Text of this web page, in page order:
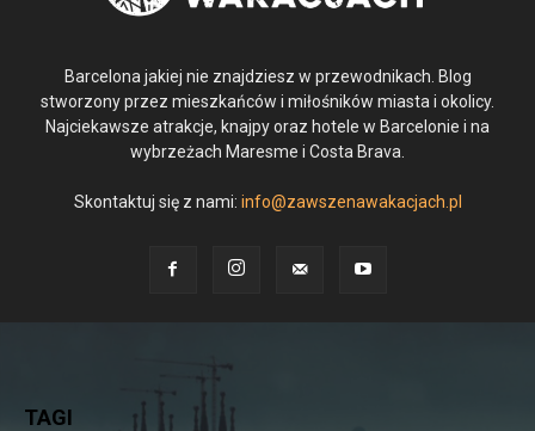
Barcelona jakiej nie znajdziesz w przewodnikach. Blog
stworzony przez mieszkańców i miłośników miasta i okolicy.
Najciekawsze atrakcje, knajpy oraz hotele w Barcelonie i na
wybrzeżach Maresme i Costa Brava.
Skontaktuj się z nami: info@zawszenawakacjach.pl
TAGI